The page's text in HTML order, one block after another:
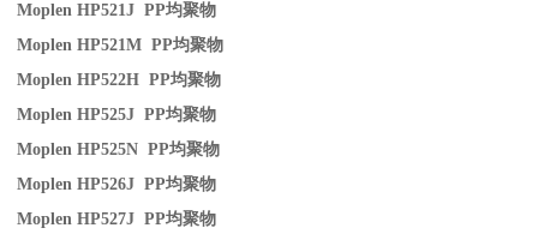
Moplen HP521J PP均聚物
Moplen HP521M PP均聚物
Moplen HP522H PP均聚物
Moplen HP525J PP均聚物
Moplen HP525N PP均聚物
Moplen HP526J PP均聚物
Moplen HP527J PP均聚物